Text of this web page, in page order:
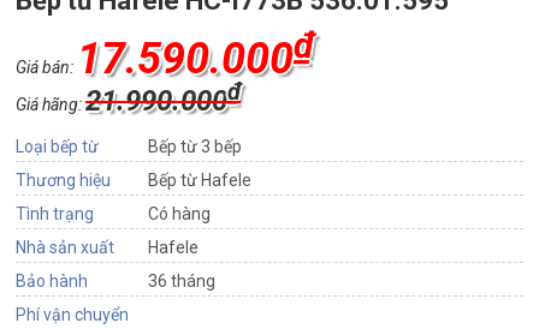
Giá bán: 17.590.000₫
Giá hãng:21.990.000₫
Loại bếp từ
Bếp từ 3 bếp
Thương hiệu
Bếp từ Hafele
Tình trạng
Có hàng
Nhà sản xuất
Hafele
Bảo hành
36 tháng
Phí vận chuyển